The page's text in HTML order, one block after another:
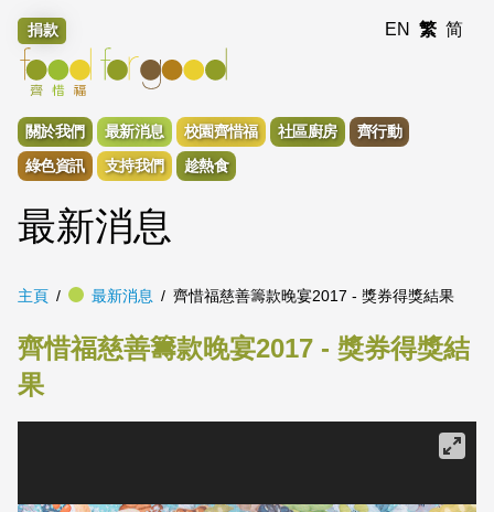
捐款 EN 繁 简
關於我們 最新消息 校園齊惜福 社區廚房
齊行動
綠色資訊
支持我們 趁熱食
最新消息
主頁 最新消息 齊惜福慈善籌款晚宴2017 - 獎券得獎結果
齊惜福慈善籌款晚宴2017 - 獎券得獎結
果